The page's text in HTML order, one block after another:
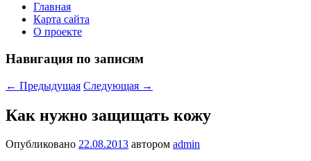
Главная
Карта сайта
О проекте
Навигация по записям
← Предыдущая Следующая →
Как нужно защищать кожу
Опубликовано 22.08.2013 автором admin